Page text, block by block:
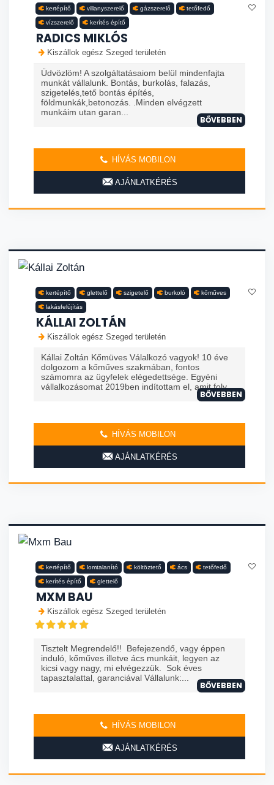
kertépítő villanyszerelő gázszerelő tetőfedő
vízszerelő kerítés építő
RADICS MIKLÓS
Kiszállok egész Szeged területén
Üdvözlöm! A szolgáltatásaiom belül mindenfajta
munkát vállalunk. Bontás, burkolás, falazás,
szigetelés,tető bontás építés,
földmunkák,betonozás. .Minden elvégzett
munkáim utan garan...
BŐVEBBEN
HÍVÁS MOBILON
AJÁNLATKÉRÉS
kertépítő glettelő szigetelő burkoló kőműves
lakásfelújítás
KÁLLAI ZOLTÁN
Kiszállok egész Szeged területén
Kállai Zoltán Kőmüves Válalkozó vagyok! 10 éve
dolgozom a kőműves szakmában, fontos
számomra az ügyfelek elégedettsége. Egyéni
vállalkozásomat 2019ben indítottam el, amit foly...
BŐVEBBEN
HÍVÁS MOBILON
AJÁNLATKÉRÉS
kertépítő lomtalanító költöztető ács tetőfedő
kerítés építő glettelő
MXM BAU
Kiszállok egész Szeged területén
Tisztelt Megrendelő!! Befejezendő, vagy éppen
induló, kőműves illetve ács munkáit, legyen az
kicsi vagy nagy, mi elvégezzük. Sok éves
tapasztalattal, garanciával Vállalunk:...
BŐVEBBEN
HÍVÁS MOBILON
AJÁNLATKÉRÉS